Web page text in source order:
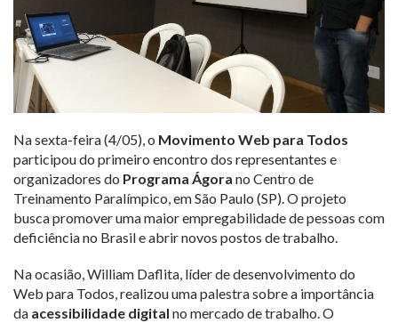
Na sexta-feira (4/05), o Movimento Web para Todos
participou do primeiro encontro dos representantes e
organizadores do Programa Ágora no Centro de
Treinamento Paralímpico, em São Paulo (SP). O projeto
busca promover uma maior empregabilidade de pessoas com
deficiência no Brasil e abrir novos postos de trabalho.
Na ocasião, William Daflita, líder de desenvolvimento do
Web para Todos, realizou uma palestra sobre a importância
da acessibilidade digital no mercado de trabalho. O